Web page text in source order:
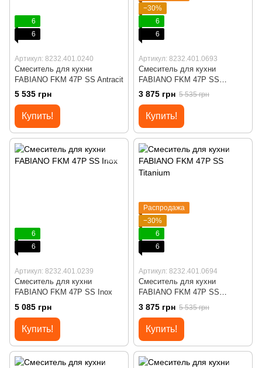
6
6
Артикул: 8232.401.0240
Смеситель для кухни
FABIANO FKM 47P SS Antracit
5 535 грн
Купить!
−30%
6
6
Артикул: 8232.401.0693
Смеситель для кухни
FABIANO FKM 47P SS
Espresso
3 875 грн 5 535 грн
Купить!
6
6
Артикул: 8232.401.0239
Смеситель для кухни
FABIANO FKM 47P SS Inox
5 085 грн
Купить!
Распродажа
−30%
6
6
Артикул: 8232.401.0694
Смеситель для кухни
FABIANO FKM 47P SS
Titanium
3 875 грн 5 535 грн
Купить!